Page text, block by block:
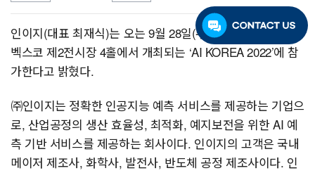
인이지(대표 최재식)는 오는 9월 28일(수)부터 30일(금)까지
벡스코 제2전시장 4홀에서 개최되는 ‘AI KOREA 2022’에 참
가한다고 밝혔다.
㈜인이지는 정확한 인공지능 예측 서비스를 제공하는 기업으
로, 산업공정의 생산 효율성, 최적화, 예지보전을 위한 AI 예
측 기반 서비스를 제공하는 회사이다. 인이지의 고객은 국내
메이저 제조사, 화학사, 발전사, 반도체 공정 제조사이다. 인